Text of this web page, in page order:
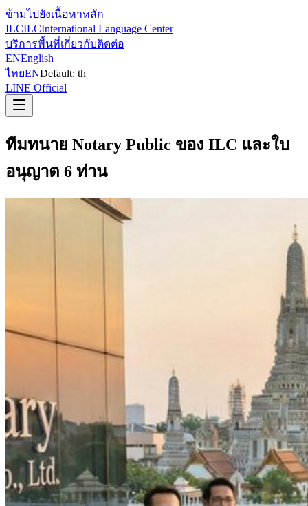
ข้ามไปยังเนื้อหาหลัก
ILCILCInternational Language Center
บริการพื้นที่เกี่ยวกับติดต่อ
ENEnglish
ไทยENDefault: th
LINE Official
ทีมทนาย Notary Public ของ ILC และใบ
อนุญาต 6 ท่าน